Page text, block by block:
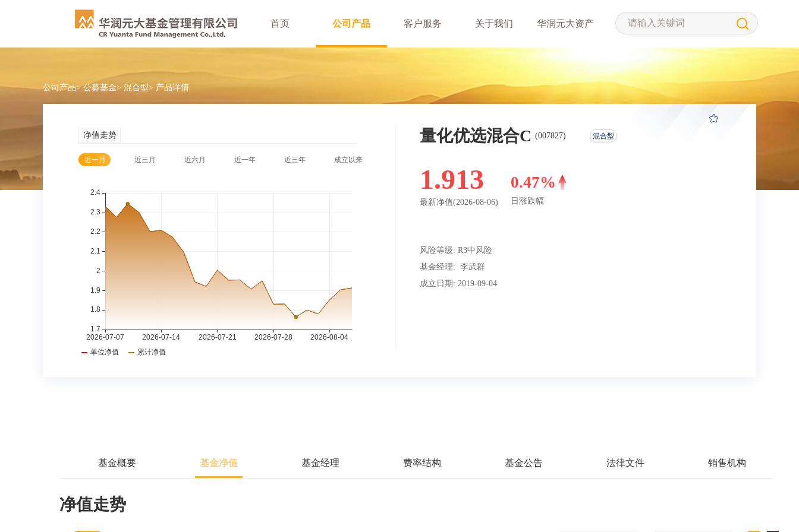
首页 公司产品 客户服务 关于我们 华润元大资产
公司产品> 公募基金> 混合型> 产品详情
净值走势
近一月 近三月 近六月 近一年 近三年 成立以来
量化优选混合C (007827) 混合型
1.913
最新净值(2026-08-06)
0.47%
日涨跌幅
风险等级: R3中风险
基金经理: 李武群
成立日期: 2019-09-04
基金概要 基金净值 基金经理 费率结构 基金公告 法律文件 销售机构
净值走势